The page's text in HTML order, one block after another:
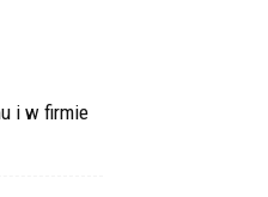
i w firmie